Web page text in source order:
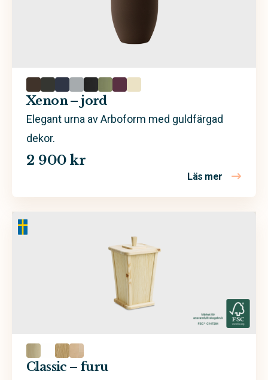
Xenon – jord
Elegant urna av Arboform med guldfärgad
dekor.
2 900 kr
Läs mer om
Classic – furu